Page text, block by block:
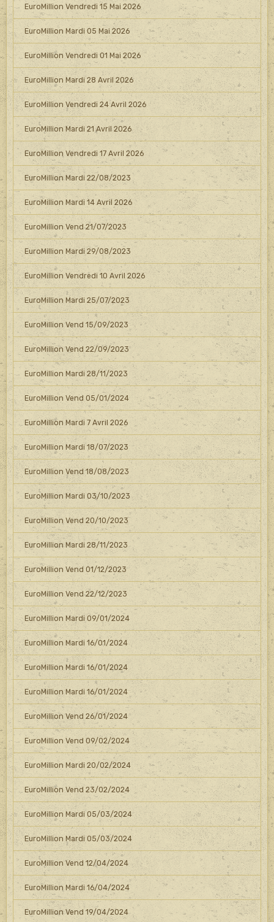
EuroMillion Vendredi 15 Mai 2026
EuroMillion Mardi 05 Mai 2026
EuroMillion Vendredi 01 Mai 2026
EuroMillion Mardi 28 Avril 2026
EuroMillion Vendredi 24 Avril 2026
EuroMillion Mardi 21 Avril 2026
EuroMillion Vendredi 17 Avril 2026
EuroMillion Mardi 22/08/2023
EuroMillion Mardi 14 Avril 2026
EuroMillion Vend 21/07/2023
EuroMillion Mardi 29/08/2023
EuroMillion Vendredi 10 Avril 2026
EuroMillion Mardi 25/07/2023
EuroMillion Vend 15/09/2023
EuroMillion Vend 22/09/2023
EuroMillion Mardi 28/11/2023
EuroMillion Vend 05/01/2024
EuroMillion Mardi 7 Avril 2026
EuroMillion Mardi 18/07/2023
EuroMillion Vend 18/08/2023
EuroMillion Mardi 03/10/2023
EuroMillion Vend 20/10/2023
EuroMillion Mardi 28/11/2023
EuroMillion Vend 01/12/2023
EuroMillion Vend 22/12/2023
EuroMillion Mardi 09/01/2024
EuroMillion Mardi 16/01/2024
EuroMillion Mardi 16/01/2024
EuroMillion Mardi 16/01/2024
EuroMillion Vend 26/01/2024
EuroMillion Vend 09/02/2024
EuroMillion Mardi 20/02/2024
EuroMillion Vend 23/02/2024
EuroMillion Mardi 05/03/2024
EuroMillion Mardi 05/03/2024
EuroMillion Vend 12/04/2024
EuroMillion Mardi 16/04/2024
EuroMillion Vend 19/04/2024